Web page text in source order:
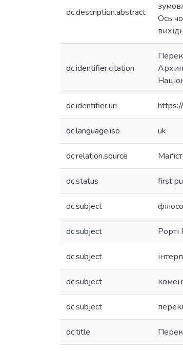
dc.description.abstract
Ось
dc.identifier.citation
dc.identifier.uri
dc.language.iso uk
dc.relation.source
dc.status first
dc.subject
dc.subject Рорті
dc.subject
dc.subject
dc.subject
dc.title